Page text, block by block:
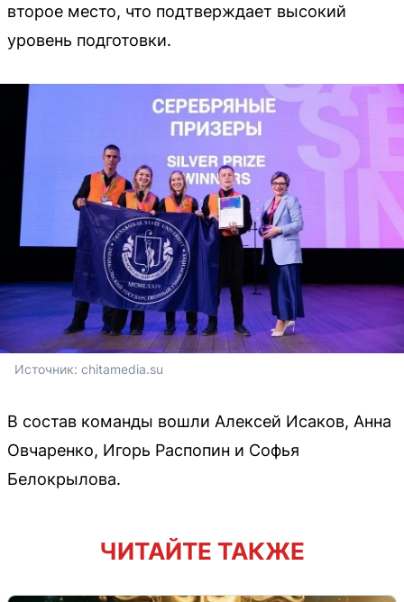
второе место, что подтверждает высокий
уровень подготовки.
Источник: chitamedia.su
В состав команды вошли Алексей Исаков, Анна
Овчаренко, Игорь Распопин и Софья
Белокрылова.
ЧИТАЙТЕ ТАКЖЕ